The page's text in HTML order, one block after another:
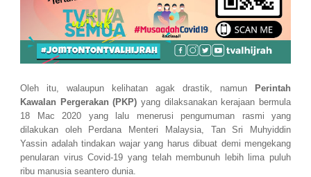
Oleh itu, walaupun kelihatan agak drastik, namun
Perintah
Kawalan Pergerakan (PKP) yang dilaksanakan kerajaan bermula
18 Mac 2020 yang lalu menerusi pengumuman rasmi yang
dilakukan oleh Perdana Menteri Malaysia, Tan Sri Muhyiddin
Yassin adalah tindakan wajar yang harus dibuat demi mengekang
penularan virus Covid-19 yang telah membunuh lebih lima puluh
ribu manusia seantero dunia.